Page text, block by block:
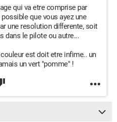
qui va etre comprise par
que vous ayez une
une resolution differente, soit
dans le pilote ou autre...
est doit etre infime.. un
un vert "pomme" !